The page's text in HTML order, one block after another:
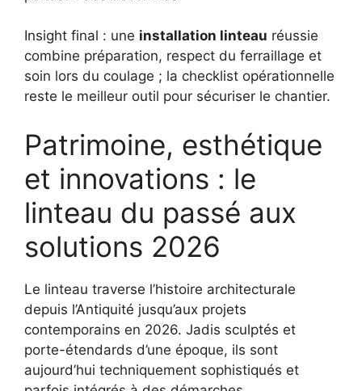
Insight final : une installation linteau réussie
combine préparation, respect du ferraillage et
soin lors du coulage ; la checklist opérationnelle
reste le meilleur outil pour sécuriser le chantier.
Patrimoine, esthétique
et innovations : le
linteau du passé aux
solutions 2026
Le linteau traverse l’histoire architecturale
depuis l’Antiquité jusqu’aux projets
contemporains en 2026. Jadis sculptés et
porte-étendards d’une époque, ils sont
aujourd’hui techniquement sophistiqués et